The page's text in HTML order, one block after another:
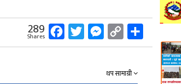
289
Shares Facebook
Twitter
Messenger
Copy
Link
Share
थप सामाग्री